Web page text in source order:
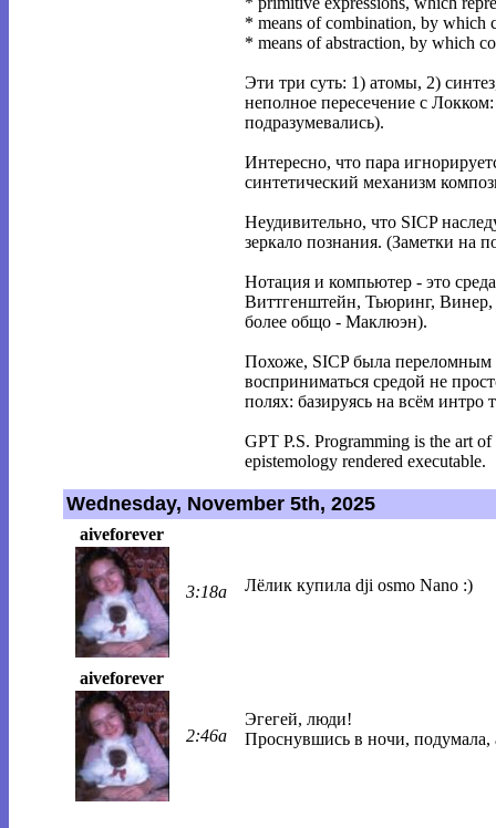
* means of combination, by which
* means of abstraction, by which
Эти три суть: 1) атомы, 2)
неполное пересечение с
подразумевались).
Интересно, что пара
синтетический механизм
Неудивительно, что SICP
зеркало познания. (Заметки на
Нотация и компьютер - это
Виттгенштейн, Тьюринг,
более общо - Маклюэн).
Похоже, SICP была переломным
восприниматься средой не
полях: базируясь на всём интро
GPT P.S. Programming is the art
epistemology rendered executable.
Wednesday, November 5th, 2025
aiveforever
3:18a Лёлик купила dji osmo Nano :)
aiveforever
2:46a
Эгегей, люди!
Проснувшись в ночи,